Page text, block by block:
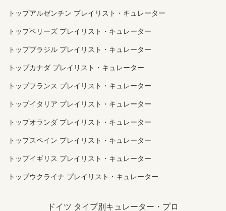
トップアルゼンチン プレイリスト・キュレーター
トップベリーズ プレイリスト・キュレーター
トップブラジル プレイリスト・キュレーター
トップカナダ プレイリスト・キュレーター
トップフランス プレイリスト・キュレーター
トップイタリア プレイリスト・キュレーター
トップオランダ プレイリスト・キュレーター
トップスペイン プレイリスト・キュレーター
トップイギリス プレイリスト・キュレーター
トップウクライナ プレイリスト・キュレーター
ドイツ タイプ別キュレーター・プロ